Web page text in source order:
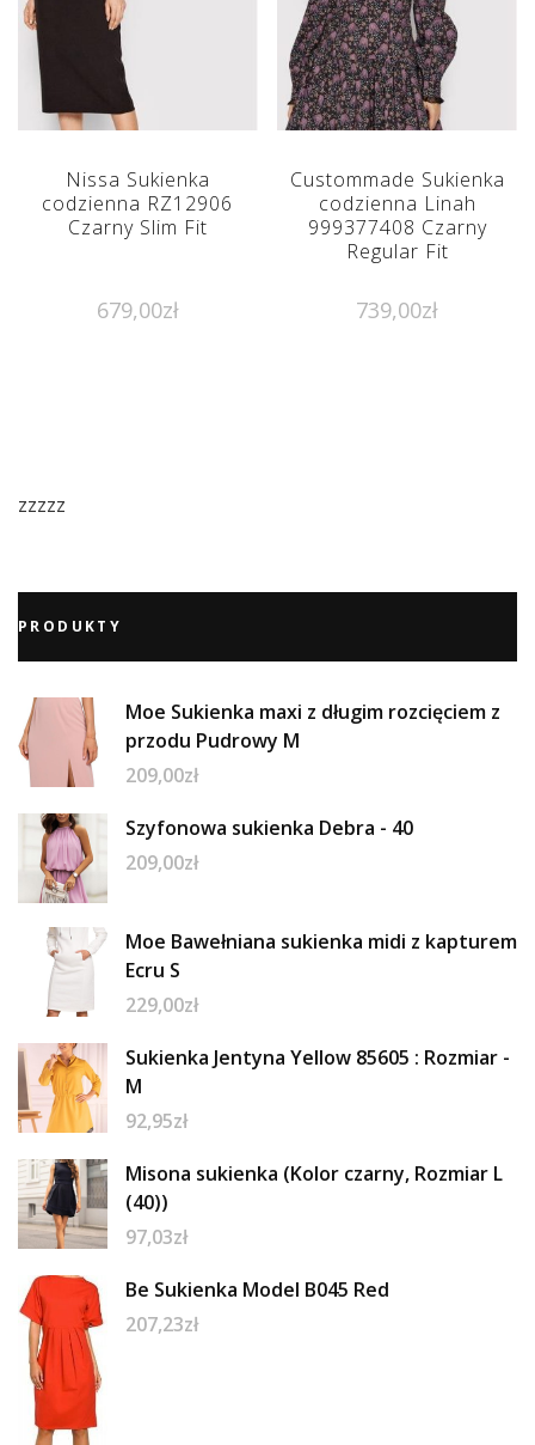
Nissa Sukienka
codzienna RZ12906
Czarny Slim Fit
679,00zł
Custommade Sukienka
codzienna Linah
999377408 Czarny
Regular Fit
739,00zł
zzzzz
PRODUKTY
Moe Sukienka maxi z długim rozcięciem z
przodu Pudrowy M
209,00zł
Szyfonowa sukienka Debra - 40
209,00zł
Moe Bawełniana sukienka midi z kapturem
Ecru S
229,00zł
Sukienka Jentyna Yellow 85605 : Rozmiar -
M
92,95zł
Misona sukienka (Kolor czarny, Rozmiar L
(40))
97,03zł
Be Sukienka Model B045 Red
207,23zł